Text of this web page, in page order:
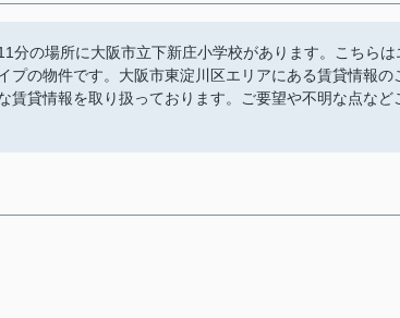
分の場所に大阪市立下新庄小学校があります。こちらは
プの物件です。大阪市東淀川区エリアにある賃貸情報の
賃貸情報を取り扱っております。ご要望や不明な点など